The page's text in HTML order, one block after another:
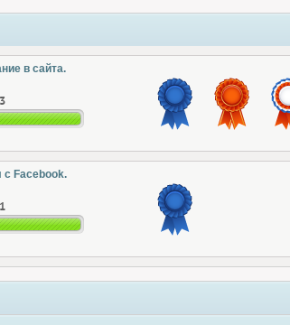
в сайта.
Facebook.